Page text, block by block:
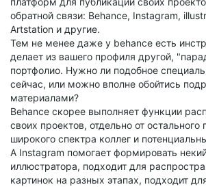
обратной связи: Behance, Instagram,
Artstation и другие.
Тем не менее даже у behance есть
делает из вашего профиля другой,
портфолио. Нужно ли подобное
сейчас, или можно вполне обойтись
материалами?
Behance скорее выполняет функции
своих проектов, отдельно от
широкого спектра коллег и
А Instagram помогает формировать
иллюстратора, подходит для
картинок на разных этапах, подходит